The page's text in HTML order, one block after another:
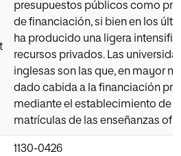
presupuestos públicos como
de financiación, si bien en los
ha producido una ligera
recursos privados. Las
inglesas son las que, en mayor
dado cabida a la financiación
mediante el establecimiento de
matrículas de las enseñanzas
1130-0426